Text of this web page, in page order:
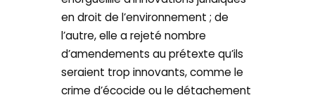
en droit de l’environnement ; de
l’autre, elle a rejeté nombre
d’amendements au prétexte qu’ils
seraient trop innovants, comme le
crime d’écocide ou le détachement